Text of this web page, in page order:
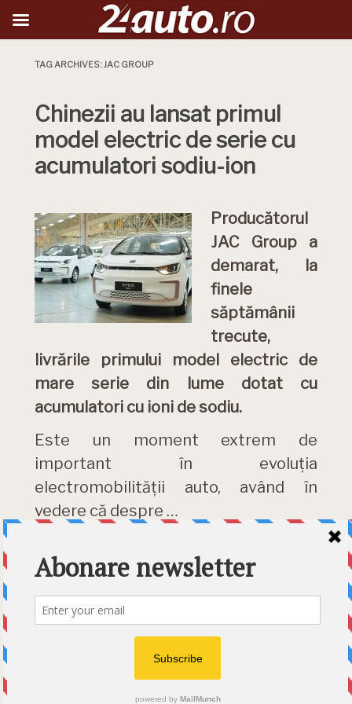
TAG ARCHIVES:JAC GROUP
Chinezii au lansat primul
model electric de serie cu
acumulatori sodiu-ion
Producătorul
JAC Group a
demarat, la
finele
săptămânii
trecute,
livrările primului model electric de
mare serie din lume dotat cu
acumulatori cu ioni de sodiu.
Este un moment extrem de
important în evoluția
electromobilității auto, având în
vedere că despre …
Category:Electromobilitate Etichete:acumulator
baterie,ioni de sodiu,JAC Group,sodiu-ion,Yiwei